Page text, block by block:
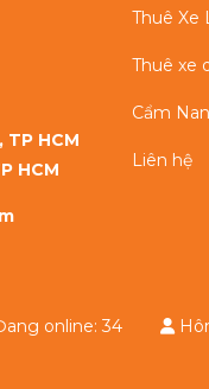
HCM
HCM
Thuê Xe
Thuê xe
Cẩm
Liên hệ
online: 34